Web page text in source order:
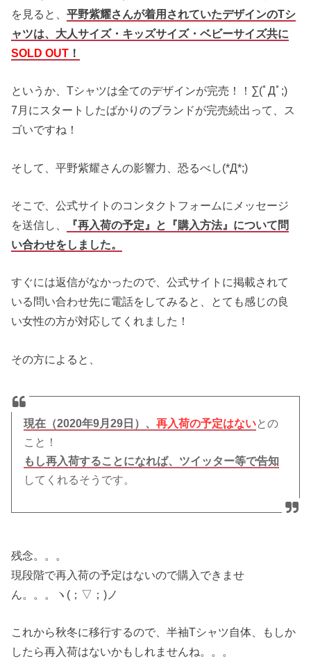
を見ると、平野紫耀さんが着用されていたデザインのTシ
ャツは、大人サイズ・キッズサイズ・ベビーサイズ共に
SOLD OUT ！
というか、Tシャツは全てのデザインが完売！！∑(ﾟДﾟ;)
7月にスタートしたばかりのブランドが完売続出って、ス
ゴいですね！
そして、平野紫耀さんの影響力、恐るべし(*Д*;)
そこで、公式サイトのコンタクトフォームにメッセージ
を送信し、
『再入荷の予定』と『購入方法』について問
い合わせをしました。
すぐには返信がなかったので、公式サイトに掲載されて
いる問い合わせ先に電話をしてみると、とても感じの良
い女性の方が対応してくれました！
その方によると、
現在（2020年9月29日）、再入荷の予定はないとの
こと！
もし再入荷することになれば、ツイッター等で告知
してくれるそうです。
残念。。。
現段階で再入荷の予定はないので購入できませ
ん。。。ヽ(；▽；)ノ
これから秋冬に移行するので、半袖Tシャツ自体、もしか
したら再入荷はないかもしれませんね。。。